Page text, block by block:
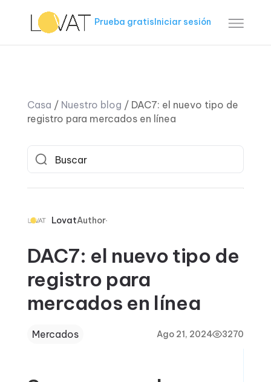
Prueba gratisIniciar sesión
Casa / Nuestro blog / DAC7: el nuevo tipo de
registro para mercados en línea
LovatAuthor
DAC7: el nuevo tipo de
registro para
mercados en línea
Mercados Ago 21, 2024 3270